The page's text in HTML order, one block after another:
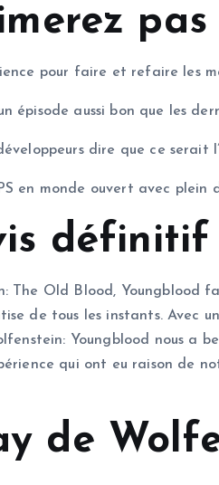
pour faire et refaire les
épisode aussi bon que les
dire que ce serait
en monde ouvert avec plein
définitif
The Old Blood, Youngblood
de tous les instants. Avec
Youngblood nous a
qui ont eu raison de
de